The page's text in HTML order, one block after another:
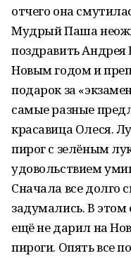
отчего она
Мудрый Паша
поздравить
Новым годом и
подарок за
самые разные
красавица Олеся.
пирог с зелёным
удовольствием
Сначала все долго
задумались. В этом
ещё не дарил на
пироги. Опять все